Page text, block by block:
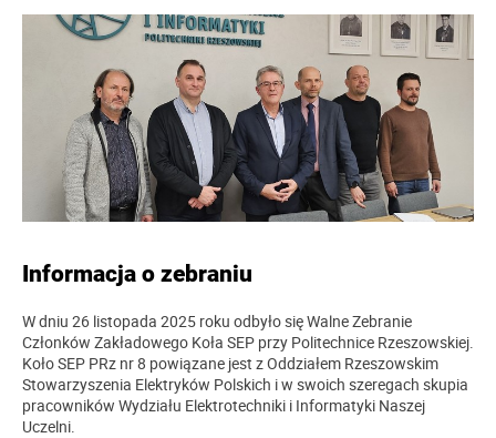
Informacja o zebraniu
W dniu 26 listopada 2025 roku odbyło się Walne Zebranie
Członków Zakładowego Koła SEP przy Politechnice Rzeszowskiej.
Koło SEP PRz nr 8 powiązane jest z Oddziałem Rzeszowskim
Stowarzyszenia Elektryków Polskich i w swoich szeregach skupia
pracowników Wydziału Elektrotechniki i Informatyki Naszej
Uczelni.